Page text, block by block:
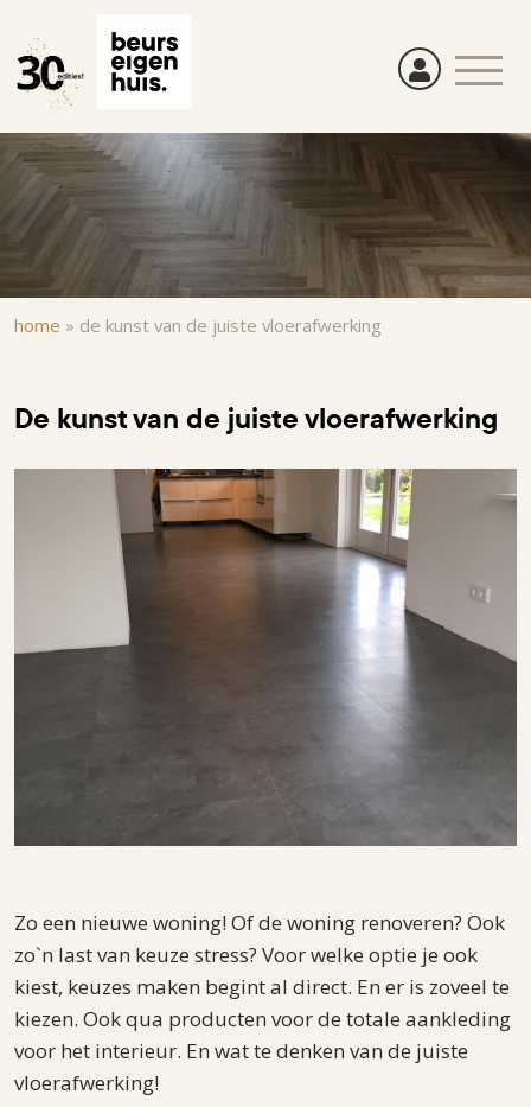
naar
de
gaan
Kruimelpad
home » de kunst van de juiste vloerafwerking
De kunst van de juiste vloerafwerking
Zo een nieuwe woning! Of de woning renoveren? Ook
zo`n last van keuze stress? Voor welke optie je ook
kiest, keuzes maken begint al direct. En er is zoveel te
kiezen. Ook qua producten voor de totale aankleding
voor het interieur. En wat te denken van de juiste
vloerafwerking!